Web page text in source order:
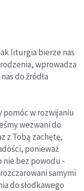
liturgia bierze nas
wprowadza
do źródła
pomóc w rozwijaniu
wezwani do
z Tobą zachętę,
ponieważ
nie bez powodu -
samymi
do słodkawego